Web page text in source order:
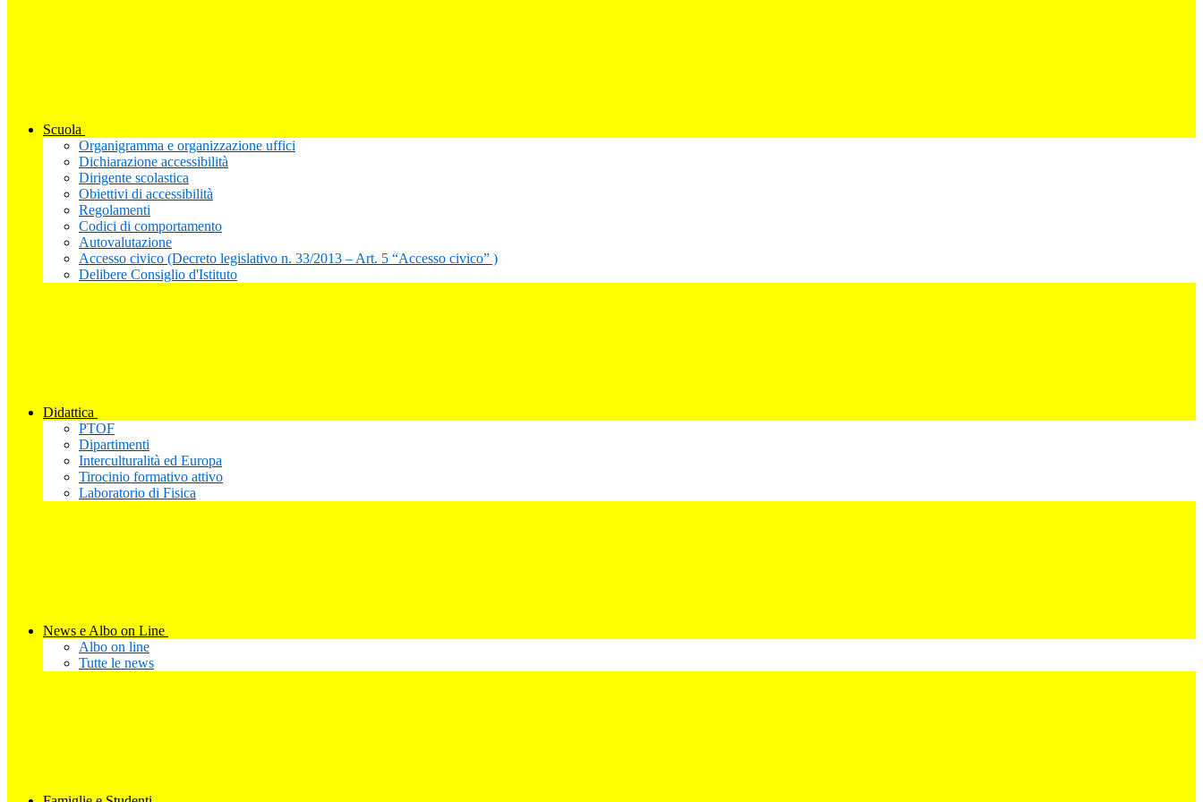
Scuola
Organigramma e organizzazione uffici
Dichiarazione accessibilità
Dirigente scolastica
Obiettivi di accessibilità
Regolamenti
Codici di comportamento
Autovalutazione
Accesso civico (Decreto legislativo n. 33/2013 – Art. 5 “Accesso civico” )
Delibere Consiglio d'Istituto
Didattica
PTOF
Dipartimenti
Interculturalità ed Europa
Tirocinio formativo attivo
Laboratorio di Fisica
News e Albo on Line
Albo on line
Tutte le news